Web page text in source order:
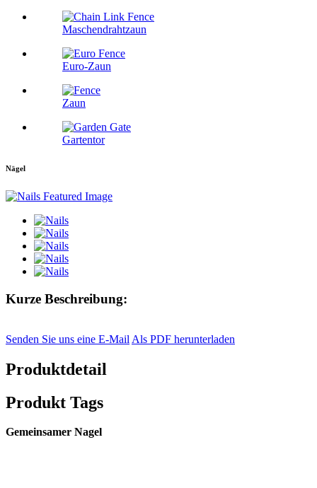
Maschendrahtzaun
Euro-Zaun
Zaun
Gartentor
Nägel
Kurze Beschreibung:
Senden Sie uns eine E-Mail Als PDF herunterladen
Produktdetail
Produkt Tags
Gemeinsamer Nagel